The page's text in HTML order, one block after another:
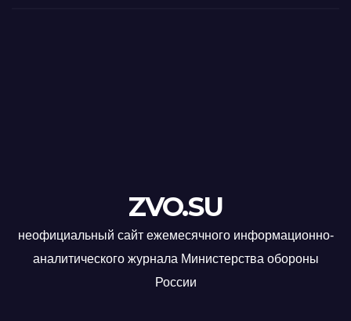
ZVO.SU
неофициальный сайт ежемесячного информационно-
аналитического журнала Министерства обороны
России